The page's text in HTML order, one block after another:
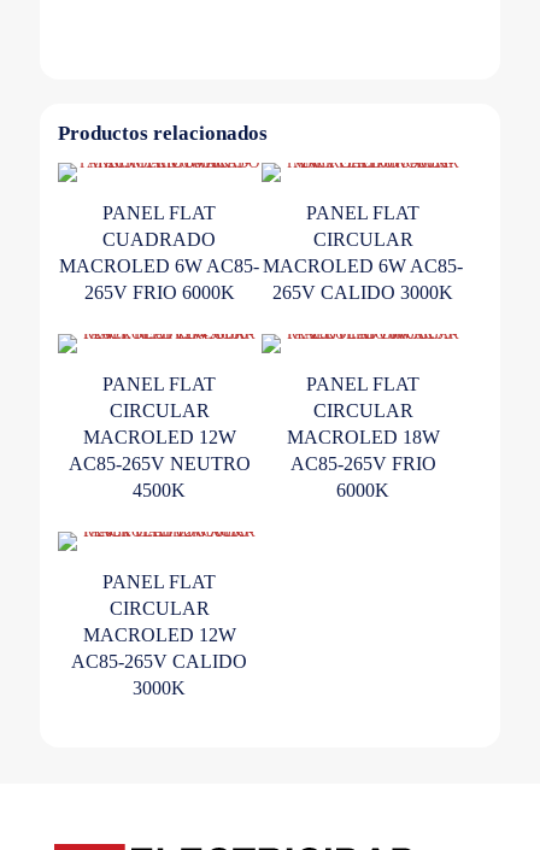
Productos relacionados
PANEL FLAT
CUADRADO
MACROLED 6W AC85-
265V FRIO 6000K
PANEL FLAT
CIRCULAR
MACROLED 6W AC85-
265V CALIDO 3000K
PANEL FLAT
CIRCULAR
MACROLED 12W
AC85-265V NEUTRO
4500K
PANEL FLAT
CIRCULAR
MACROLED 18W
AC85-265V FRIO
6000K
PANEL FLAT
CIRCULAR
MACROLED 12W
AC85-265V CALIDO
3000K